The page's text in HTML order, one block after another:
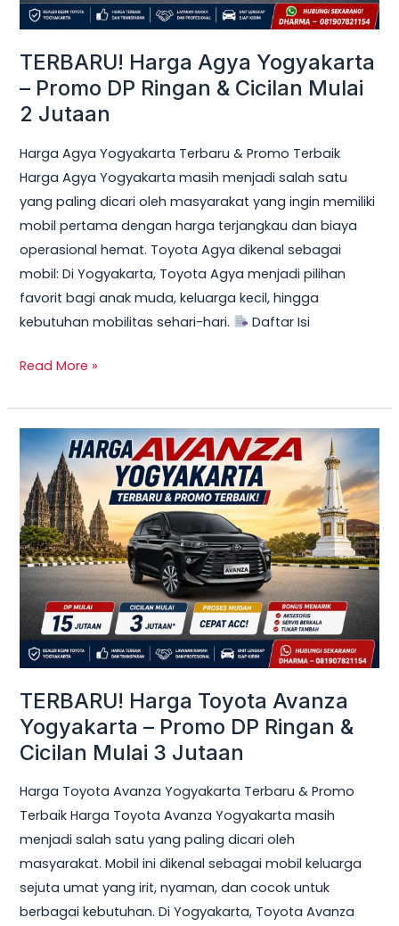
TERBARU! Harga Agya Yogyakarta
– Promo DP Ringan & Cicilan Mulai
2 Jutaan
Harga Agya Yogyakarta Terbaru & Promo Terbaik
Harga Agya Yogyakarta masih menjadi salah satu
yang paling dicari oleh masyarakat yang ingin memiliki
mobil pertama dengan harga terjangkau dan biaya
operasional hemat. Toyota Agya dikenal sebagai
mobil: Di Yogyakarta, Toyota Agya menjadi pilihan
favorit bagi anak muda, keluarga kecil, hingga
kebutuhan mobilitas sehari-hari.
Daftar Isi
Cicilan
2
Jutaan
Read More »
TERBARU! Harga Toyota Avanza
Yogyakarta – Promo DP Ringan &
Cicilan Mulai 3 Jutaan
Harga Toyota Avanza Yogyakarta Terbaru & Promo
Terbaik Harga Toyota Avanza Yogyakarta masih
menjadi salah satu yang paling dicari oleh
masyarakat. Mobil ini dikenal sebagai mobil keluarga
sejuta umat yang irit, nyaman, dan cocok untuk
berbagai kebutuhan. Di Yogyakarta, Toyota Avanza
TERBARU!
Harga
Toyota
Avanza
Yogyakarta
–
Promo
DP
Ringan
&
Mulai
3
Jutaan